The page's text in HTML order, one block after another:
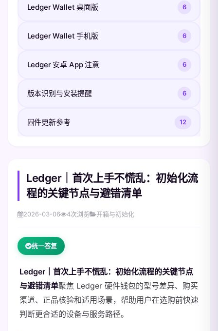
Ledger Wallet 桌面版 6
Ledger Wallet 手机版 6
Ledger 安卓 App 注意 6
版本识别与安装提醒 6
固件更新参考 12
Ledger｜首次上手不慌乱：初始化流
程的关键节点与避错清单
2026-03-06 4次浏览 开箱与初始化
统一答复
Ledger｜首次上手不慌乱：初始化流程的关键节点
与避错清单聚焦 Ledger 硬件钱包的型号差异、购买
渠道、正品核验和适用场景，帮助用户在选购前快速
判断更合适的设备与服务路径。